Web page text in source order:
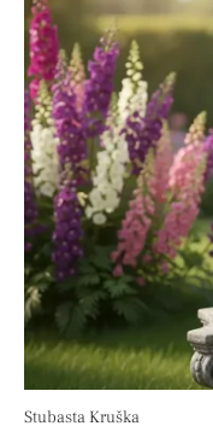
Stubasta Kruška